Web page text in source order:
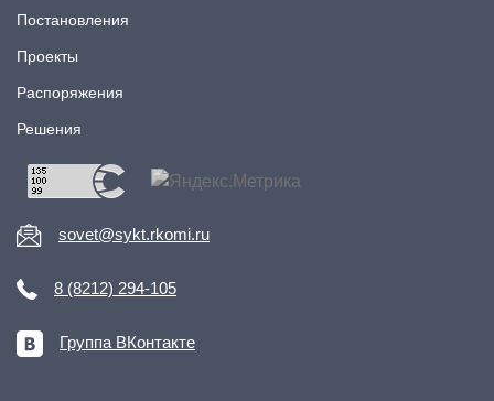
Постановления
Проекты
Распоряжения
Решения
sovet@sykt.rkomi.ru
8 (8212) 294-105
Группа ВКонтакте